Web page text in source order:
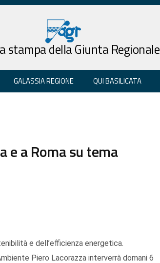
stampa della Giunta Regionale
GALASSIA REGIONE QUI BASILICATA
e a Roma su tema
e dell’efficienza energetica.
Piero Lacorazza interverrà domani 6